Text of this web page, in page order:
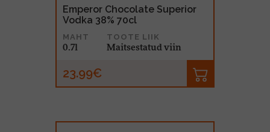
Emperor Chocolate Superior
Vodka 38% 70cl
MAHT
0.7l
TOOTE LIIK
Maitsestatud viin
23.99€